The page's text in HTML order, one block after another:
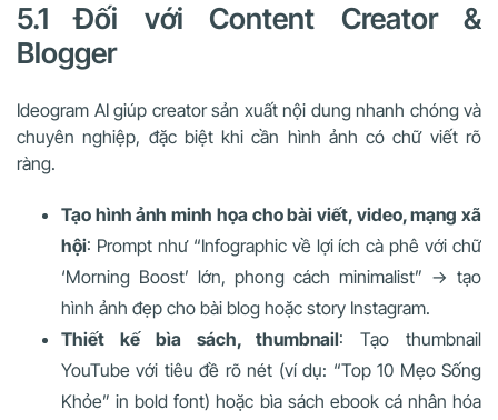
5.1 Đối với Content Creator &
Blogger
Ideogram AI giúp creator sản xuất nội dung nhanh chóng và
chuyên nghiệp, đặc biệt khi cần hình ảnh có chữ viết rõ
ràng.
Tạo hình ảnh minh họa cho bài viết, video, mạng xã
hội: Prompt như “Infographic về lợi ích cà phê với chữ
‘Morning Boost’ lớn, phong cách minimalist” → tạo
hình ảnh đẹp cho bài blog hoặc story Instagram.
Thiết kế bìa sách, thumbnail: Tạo thumbnail
YouTube với tiêu đề rõ nét (ví dụ: “Top 10 Mẹo Sống
Khỏe” in bold font) hoặc bìa sách ebook cá nhân hóa